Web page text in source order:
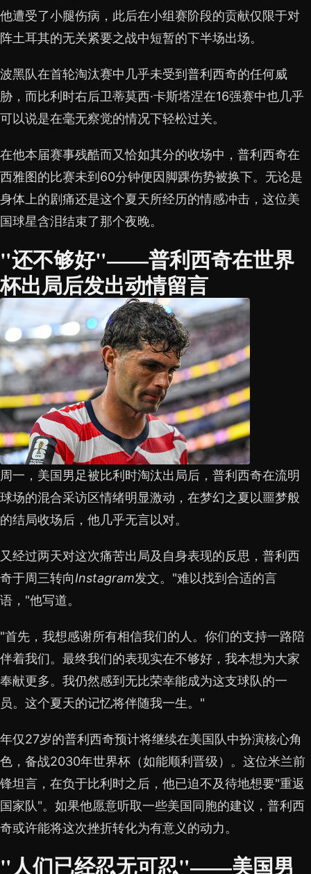
他遭受了小腿伤病，此后在小组赛阶段的贡献仅限于对
阵土耳其的无关紧要之战中短暂的下半场出场。
波黑队在首轮淘汰赛中几乎未受到普利西奇的任何威
胁，而比利时右后卫蒂莫西·卡斯塔涅在16强赛中也几乎
可以说是在毫无察觉的情况下轻松过关。
在他本届赛事残酷而又恰如其分的收场中，普利西奇在
西雅图的比赛未到60分钟便因脚踝伤势被换下。无论是
身体上的剧痛还是这个夏天所经历的情感冲击，这位美
国球星含泪结束了那个夜晚。
"还不够好"——普利西奇在世界
杯出局后发出动情留言
周一，美国男足被比利时淘汰出局后，普利西奇在流明
球场的混合采访区情绪明显激动，在梦幻之夏以噩梦般
的结局收场后，他几乎无言以对。
又经过两天对这次痛苦出局及自身表现的反思，普利西
奇于周三转向Instagram发文。"难以找到合适的言
语，"他写道。
"首先，我想感谢所有相信我们的人。你们的支持一路陪
伴着我们。最终我们的表现实在不够好，我本想为大家
奉献更多。我仍然感到无比荣幸能成为这支球队的一
员。这个夏天的记忆将伴随我一生。"
年仅27岁的普利西奇预计将继续在美国队中扮演核心角
色，备战2030年世界杯（如能顺利晋级）。这位米兰前
锋坦言，在负于比利时之后，他已迫不及待地想要"重返
国家队"。如果他愿意听取一些美国同胞的建议，普利西
奇或许能将这次挫折转化为有意义的动力。
"人们已经忍无可忍"——美国男